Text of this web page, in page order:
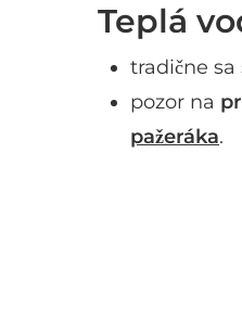
Teplá
tradične sa
pozor na
pažeráka.